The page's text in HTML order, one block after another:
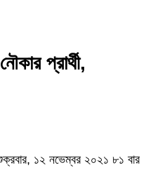
প্রার্থী,
১২ নভেম্বর ২০২১ ৮১ বার